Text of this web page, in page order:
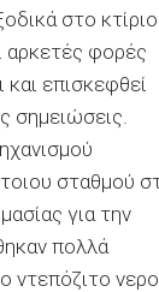
στο κτίριο
αρκετές φορές
επισκεφθεί
σημειώσεις.
σταθμού
για την
πολλά
ντεπόζιτο